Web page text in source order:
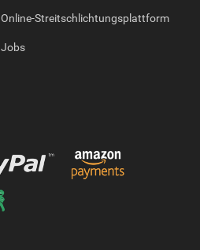
Online-Streitschlichtungsplattform
Jobs